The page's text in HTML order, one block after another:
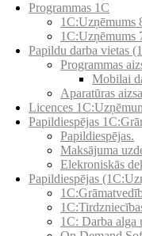
Programmas 1C
1C:Uzņēmums
1C:Uzņēmums
Papildu darba vietas
Programmas
Mobilai
Aparatūras
Licences
Papildiespējas
Papildiespējas.
Maksājuma
Elekroniskās
Papildiespējas
1С: Darba alga